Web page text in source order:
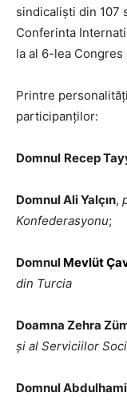
sindicaliști din 107
Conferinta
la al 6-lea Congres
Printre
participanților:
Domnul Recep
Domnul Ali Yalçın,
Konfederasyonu;
Domnul Mevlüt
din Turcia
Doamna Zehra
și al Serviciilor
Domnul